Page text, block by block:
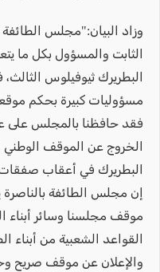
وزاد البيان:"مجلس
الثابت والمسؤول بكل ما
البطريرك ثيوفيلوس
مسؤوليات كبيرة بحكم
فقد حافظنا بالمجلس على
الخروج عن الموقف الوطني
البطريرك في أعقاب
إن مجلس الطائفة
موقف مجلسنا وسائر أبناء
القواعد الشعبية من أبناء
والإعلان عن موقف صريح